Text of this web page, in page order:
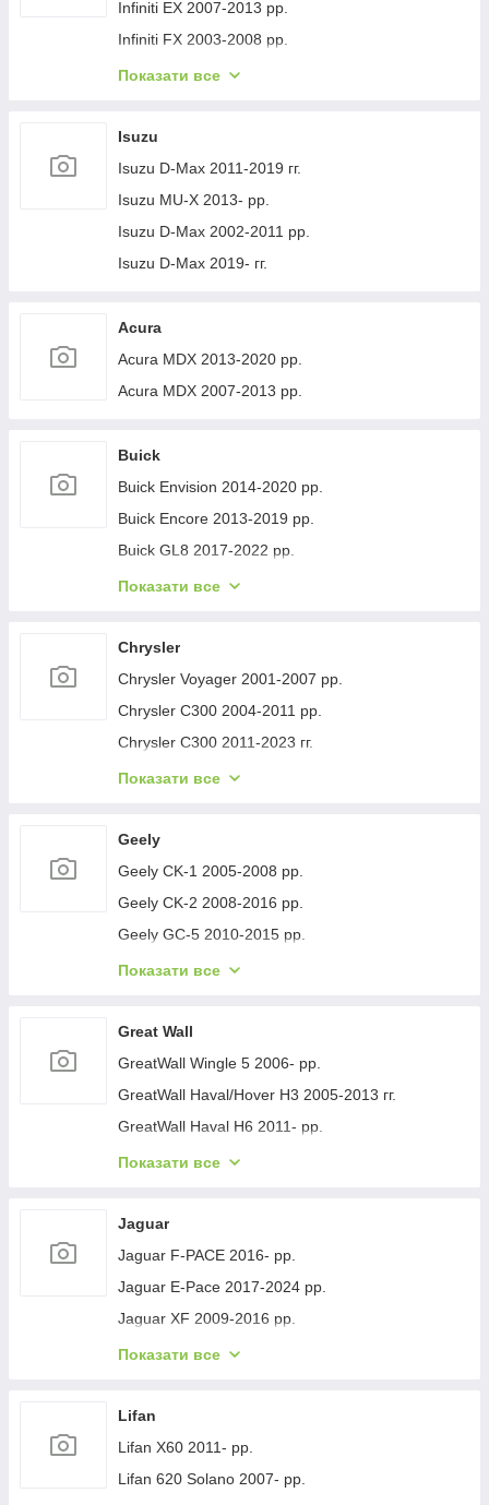
Jeep Cherokee XJ 1984-2001 гг.
Infiniti EX 2007-2013 рр.
Infiniti FX 2003-2008 рр.
Infiniti FX 2008-2012 рр.
Infiniti Q30 2015-2024 гг.
Infiniti Q50/Q60 2013-2024 рр.
Infiniti QX50 2013-2017 рр.
Infiniti QX56 2010-2013 рр.
Infiniti QX70 2013-2019 рр.
Infiniti G25/G35/37 (V36/CV36) 2006-2015 гг.
Infinity Q70/M-series 2010-2019 рр.
Infiniti QX80 2013-2024 рр.
Показати все
Isuzu
Isuzu D-Max 2011-2019 гг.
Isuzu MU-X 2013- рр.
Isuzu D-Max 2002-2011 рр.
Isuzu D-Max 2019- гг.
Acura
Acura MDX 2013-2020 рр.
Acura MDX 2007-2013 рр.
Buick
Buick Envision 2014-2020 рр.
Buick Encore 2013-2019 рр.
Buick GL8 2017-2022 рр.
Buick Lacrosse 2017-2023 рр.
Buick Verano 2016-2021 рр.
Buick Enclave 2007-2012 рр.
Показати все
Chrysler
Chrysler Voyager 2001-2007 рр.
Chrysler C300 2004-2011 рр.
Chrysler C300 2011-2023 гг.
Chrysler Voyager 1996-2001 рр.
Chrysler 200 II 2014-2017 рр.
Показати все
Geely
Geely CK-1 2005-2008 рр.
Geely CK-2 2008-2016 рр.
Geely GC-5 2010-2015 рр.
Geely GC-6 2014-2020 рр.
Geely Emgrand EC7 2009- рр.
Geely Emgrand X7 2011- рр.
Geely LC Cross 2008-2016 гг.
Geely MK 2006-2014 рр.
Geely MK Cross 2010-2016 рр.
Показати все
Great Wall
GreatWall Wingle 5 2006- рр.
GreatWall Haval/Hover H3 2005-2013 гг.
GreatWall Haval H6 2011- рр.
GreatWall Haval F7 2018-2024 рр.
Показати все
Jaguar
Jaguar F-PACE 2016- рр.
Jaguar E-Pace 2017-2024 рр.
Jaguar XF 2009-2016 рр.
Jaguar XF 2016- рр.
Jaguar XJ 2010-хв.
Показати все
Lifan
Lifan X60 2011- рр.
Lifan 620 Solano 2007- рр.